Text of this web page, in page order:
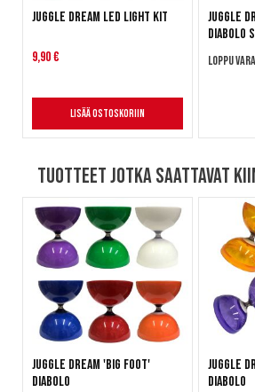
Juggle Dream LED Light Kit
9,90 €
Lisää ostoskoriin
Juggle
Diabolo
Loppu
Tuotteet jotka saattavat
Juggle Dream 'Big Foot'
Diabolo
Juggle
Diabolo